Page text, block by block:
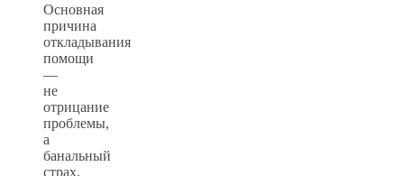
Основная
причина
откладывания
помощи
—
не
отрицание
проблемы,
а
банальный
страх.